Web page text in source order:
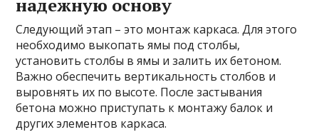
надежную основу
Следующий этап – это монтаж каркаса. Для этого
необходимо выкопать ямы под столбы,
установить столбы в ямы и залить их бетоном.
Важно обеспечить вертикальность столбов и
выровнять их по высоте. После застывания
бетона можно приступать к монтажу балок и
других элементов каркаса.